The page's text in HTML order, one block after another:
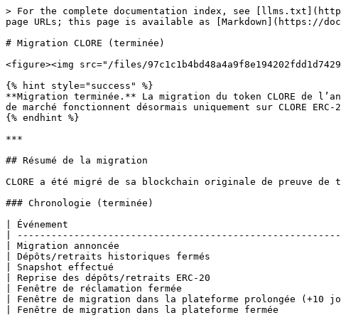
> For the complete documentation index, see
page URLs; this page is available as
# Migration CLORE (terminée)
<figure><img src="/files/
{% hint style="success" %}
**Migration terminée.** La migration du token CLORE de
de marché fonctionnent désormais uniquement sur CLORE ERC-
{% endhint %}
***
## Résumé de la migration
CLORE a été migré de sa blockchain originale de preuve
### Chronologie (terminée)
| Événement
|
| Migration annoncée
| Dépôts/retraits historiques fermés
| Snapshot effectué
| Reprise des dépôts/retraits ERC-20
| Fenêtre de réclamation fermée
| Fenêtre de migration dans la plateforme prolongée
| Fenêtre de migration dans la plateforme